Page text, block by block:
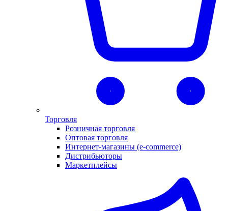
Торговля
Розничная торговля
Оптовая торговля
Интернет-магазины (e-commerce)
Дистрибьюторы
Маркетплейсы